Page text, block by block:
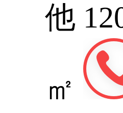
他
㎡